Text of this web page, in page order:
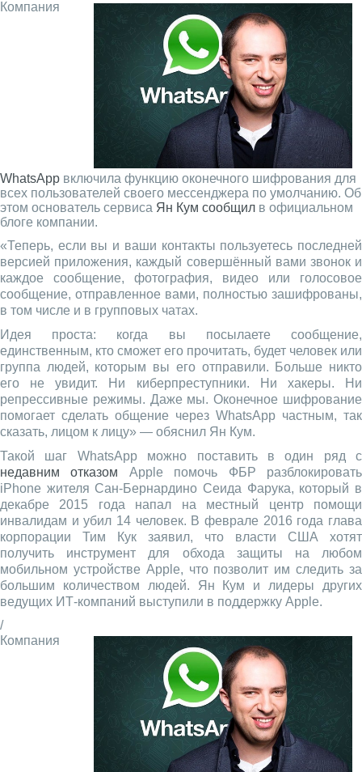
Компания
WhatsApp включила функцию оконечного шифрования для
всех пользователей своего мессенджера по умолчанию. Об
этом основатель сервиса Ян Кум сообщил в официальном
блоге компании.
«Теперь, если вы и ваши контакты пользуетесь последней
версией приложения, каждый совершённый вами звонок и
каждое сообщение, фотография, видео или голосовое
сообщение, отправленное вами, полностью зашифрованы,
в том числе и в групповых чатах.
Идея проста: когда вы посылаете сообщение,
единственным, кто сможет его прочитать, будет человек или
группа людей, которым вы его отправили. Больше никто
его не увидит. Ни киберпреступники. Ни хакеры. Ни
репрессивные режимы. Даже мы. Оконечное шифрование
помогает сделать общение через WhatsApp частным, так
сказать, лицом к лицу» — обяснил Ян Кум.
Такой шаг WhatsApp можно поставить в один ряд с
недавним отказом Apple помочь ФБР разблокировать
iPhone жителя Сан-Бернардино Сеида Фарука, который в
декабре 2015 года напал на местный центр помощи
инвалидам и убил 14 человек. В феврале 2016 года глава
корпорации Тим Кук заявил, что власти США хотят
получить инструмент для обхода защиты на любом
мобильном устройстве Apple, что позволит им следить за
большим количеством людей. Ян Кум и лидеры других
ведущих ИТ-компаний выступили в поддержку Apple.
/
Компания